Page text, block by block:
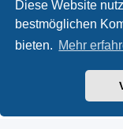
Diese Website
bestmöglichen
bieten. Mehr
Registrieren
Portal Foren-
Powered by